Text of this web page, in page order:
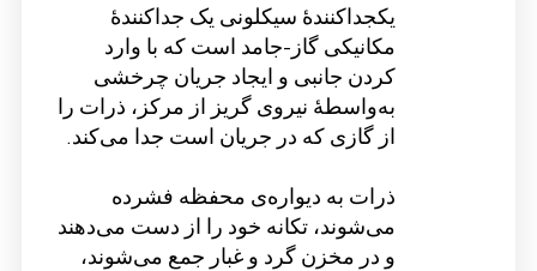
یکجداکنندهٔ سیکلونی یک جداکنندهٔ
مکانیکی گاز-جامد است که با وارد
کردن جانبی و ایجاد جریان چرخشی
به‌واسطهٔ نیروی گریز از مرکز، ذرات را
از گازی که در جریان است جدا می‌کند.
ذرات به دیواره‌ی محفظه فشرده
می‌شوند، تکانه خود را از دست می‌دهند
و در مخزن گرد و غبار جمع می‌شوند،